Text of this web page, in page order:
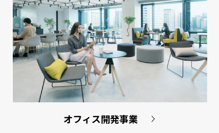
オフィス開発事業